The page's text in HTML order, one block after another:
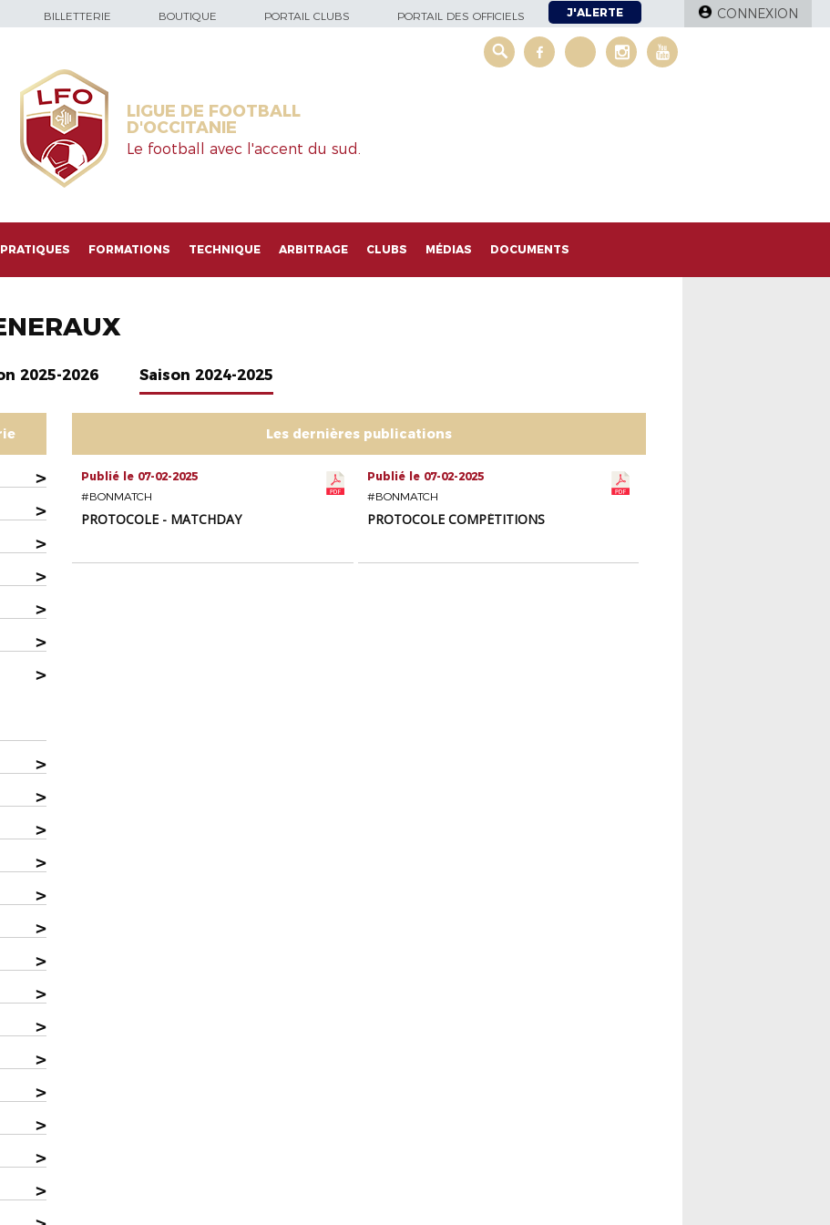
BILLETTERIE BOUTIQUE PORTAIL CLUBS PORTAIL DES OFFICIELS J'ALERTE CONNEXION
LIGUE DE FOOTBALL
D'OCCITANIE
Le football avec l'accent du sud.
PRATIQUES FORMATIONS TECHNIQUE ARBITRAGE CLUBS MÉDIAS DOCUMENTS
2025-2026 Saison 2024-2025
>
>
>
>
>
>
>
>
>
>
>
>
>
>
>
>
>
>
>
>
>
Les dernières publications
Publié le 07-02-2025
#BONMATCH
PROTOCOLE - MATCHDAY
Publié le 07-02-2025
#BONMATCH
PROTOCOLE COMPÉTITIONS